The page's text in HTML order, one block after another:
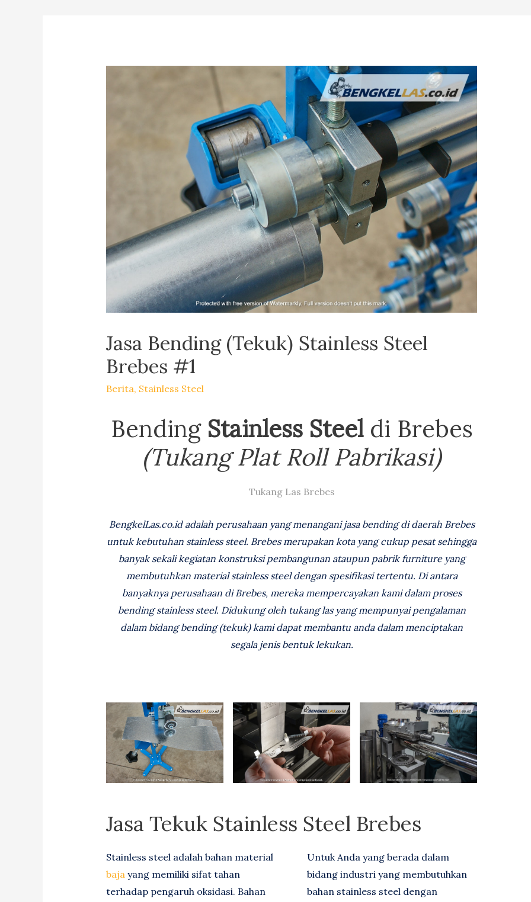
Jasa Bending (Tekuk) Stainless Steel
Brebes #1
Berita, Stainless Steel
Bending Stainless Steeldi Brebes
(Tukang Plat Roll Pabrikasi)
Tukang Las Brebes
BengkelLas.co.id adalah perusahaan yang menangani jasa bending di daerah Brebes
untuk kebutuhan stainless steel. Brebes merupakan kota yang cukup pesat sehingga
banyak sekali kegiatan konstruksi pembangunan ataupun pabrik furniture yang
membutuhkan material stainless steel dengan spesifikasi tertentu. Di antara
banyaknya perusahaan di Brebes, mereka mempercayakan kami dalam proses
bending stainless steel. Didukung oleh tukang las yang mempunyai pengalaman
dalam bidang bending (tekuk) kami dapat membantu anda dalam menciptakan
segala jenis bentuk lekukan.
Jasa Tekuk Stainless Steel Brebes
Stainless steel adalah bahan material
bajayang memiliki sifat tahan
terhadap pengaruh oksidasi. Bahan
Untuk Anda yang berada dalam
bidang industri yang membutuhkan
bahan stainless steel dengan